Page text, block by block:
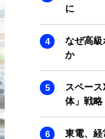
に
なぜ高級
か
スペー
体」戦略
東電、経
SMART
ADOPTABLE